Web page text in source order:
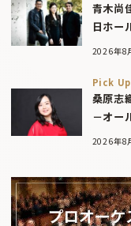
青木尚
日ホー
2026年8
Pick Up
桑原志
－オー
2026年8